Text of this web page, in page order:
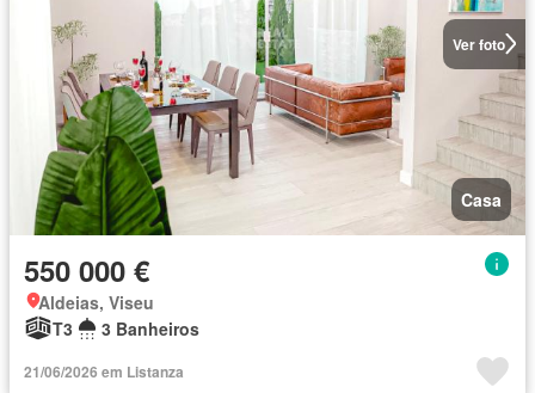
Ver foto
Casa
550 000 €
Aldeias, Viseu
T3
3 Banheiros
21/06/2026 em Listanza